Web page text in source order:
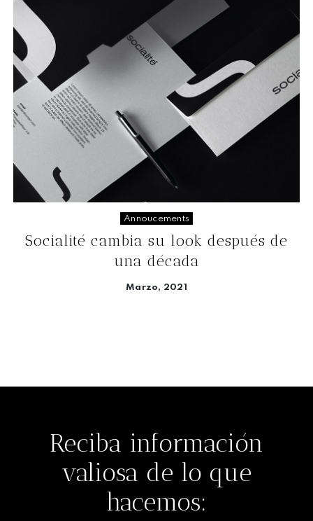
Annoucements
Socialité cambia su look después de
una década
Marzo, 2021
Reciba información
valiosa de lo que
hacemos: